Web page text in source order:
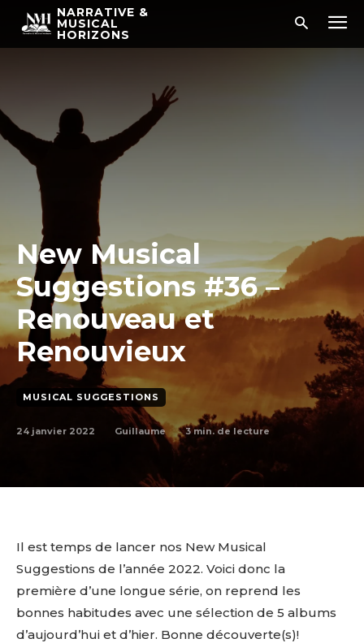
NARRATIVE &
MUSICAL
HORIZONS
New Musical
Suggestions #36 –
Renouveau et
Renouvieux
MUSICAL SUGGESTIONS
24 janvier 2022 Guillaume 3min. de lecture
Il est temps de lancer nos New Musical
Suggestions de l’année 2022. Voici donc la
première d’une longue série, on reprend les
bonnes habitudes avec une sélection de 5 albums
d’aujourd’hui et d’hier. Bonne découverte(s)!